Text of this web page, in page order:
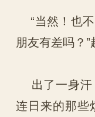
“当然！也
朋友有差吗？”
出了一身汗
连日来的那些